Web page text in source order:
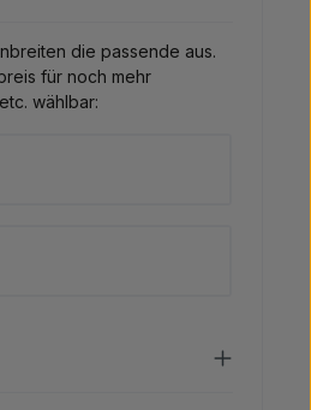
die passende aus.
für noch mehr
wählbar: